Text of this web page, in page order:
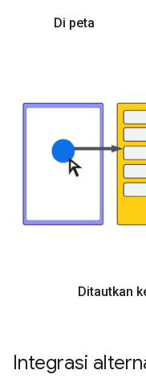
Di peta
Ditautkan
Integrasi